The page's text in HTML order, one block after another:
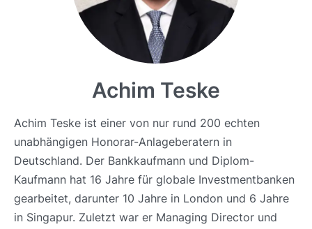
Achim Teske
Achim Teske ist einer von nur rund 200 echten
unabhängigen Honorar-Anlageberatern in
Deutschland. Der Bankkaufmann und Diplom-
Kaufmann hat 16 Jahre für globale Investmentbanken
gearbeitet, darunter 10 Jahre in London und 6 Jahre
in Singapur. Zuletzt war er Managing Director und